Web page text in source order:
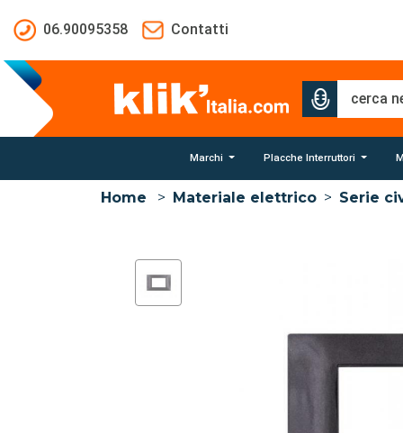
06.90095358
Contatti
Marchi Placche Interruttori
Home > Materiale elettrico > Serie